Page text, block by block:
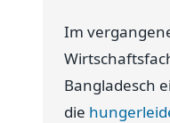
Im
Bangladesch
die